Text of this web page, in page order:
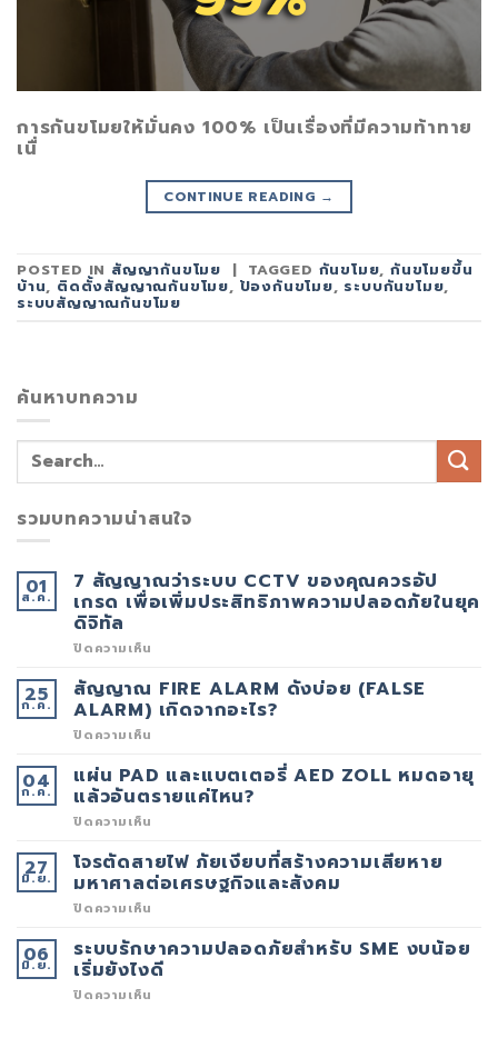
การกันขโมยให้มั่นคง 100% เป็นเรื่องที่มีความท้าทาย
เนื่
CONTINUE READING →
POSTED IN สัญญากันขโมย | TAGGED กันขโมย,กันขโมยขึ้น
บ้าน, ติดตั้งสัญญาณกันขโมย, ป้องกันขโมย, ระบบกันขโมย,
ระบบสัญญาณกันขโมย
ค้นหาบทความ
รวมบทความน่าสนใจ
01
ส.ค.
7 สัญญาณว่าระบบ CCTV ของคุณควรอัป
เกรด เพื่อเพิ่มประสิทธิภาพความปลอดภัยในยุค
ดิจิทัล
ปิดความเห็น
ว่า
ระบบ
CCTV
อัป
เกรด
เพื่อ
ปลอดภัย
ใน
ยุค
25
ก.ค.
สัญญาณ FIRE ALARM ดังบ่อย (FALSE
ALARM) เกิดจากอะไร?
ปิดความเห็น
ALARM
ดัง
บ่อย
จาก
อะไร?
04
ก.ค.
แผ่น PAD และแบตเตอรี่ AED ZOLL หมดอายุ
แล้วอันตรายแค่ไหน?
ปิดความเห็น
และ
แบตเตอรี่
AED
แล้ว
อันตราย
แค่
27
มิ.ย.
โจรตัดสายไฟ ภัยเงียบที่สร้างความเสียหาย
มหาศาลต่อเศรษฐกิจและสังคม
ปิดความเห็น
สาย
ไฟ
ภัย
06
มิ.ย.
ระบบรักษาความปลอดภัยสำหรับ SME งบน้อย
เริ่มยังไงดี
ปิดความเห็น